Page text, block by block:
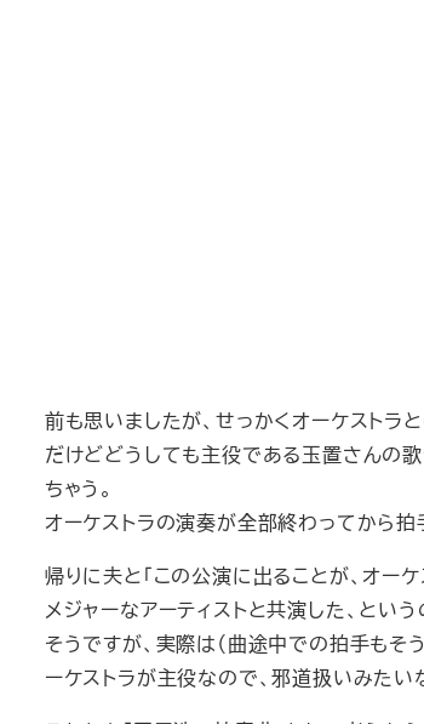
前も思いましたが、せっかくオーケストラ
だけどどうしても主役である玉置さんの
ちゃう。
オーケストラの演奏が全部終わってから
帰りに夫と「この公演に出ることが、オー
メジャーなアーティストと共演した、とい
そうですが、実際は（曲途中での拍手もそ
ーケストラが主役なので、邪道扱いみたい